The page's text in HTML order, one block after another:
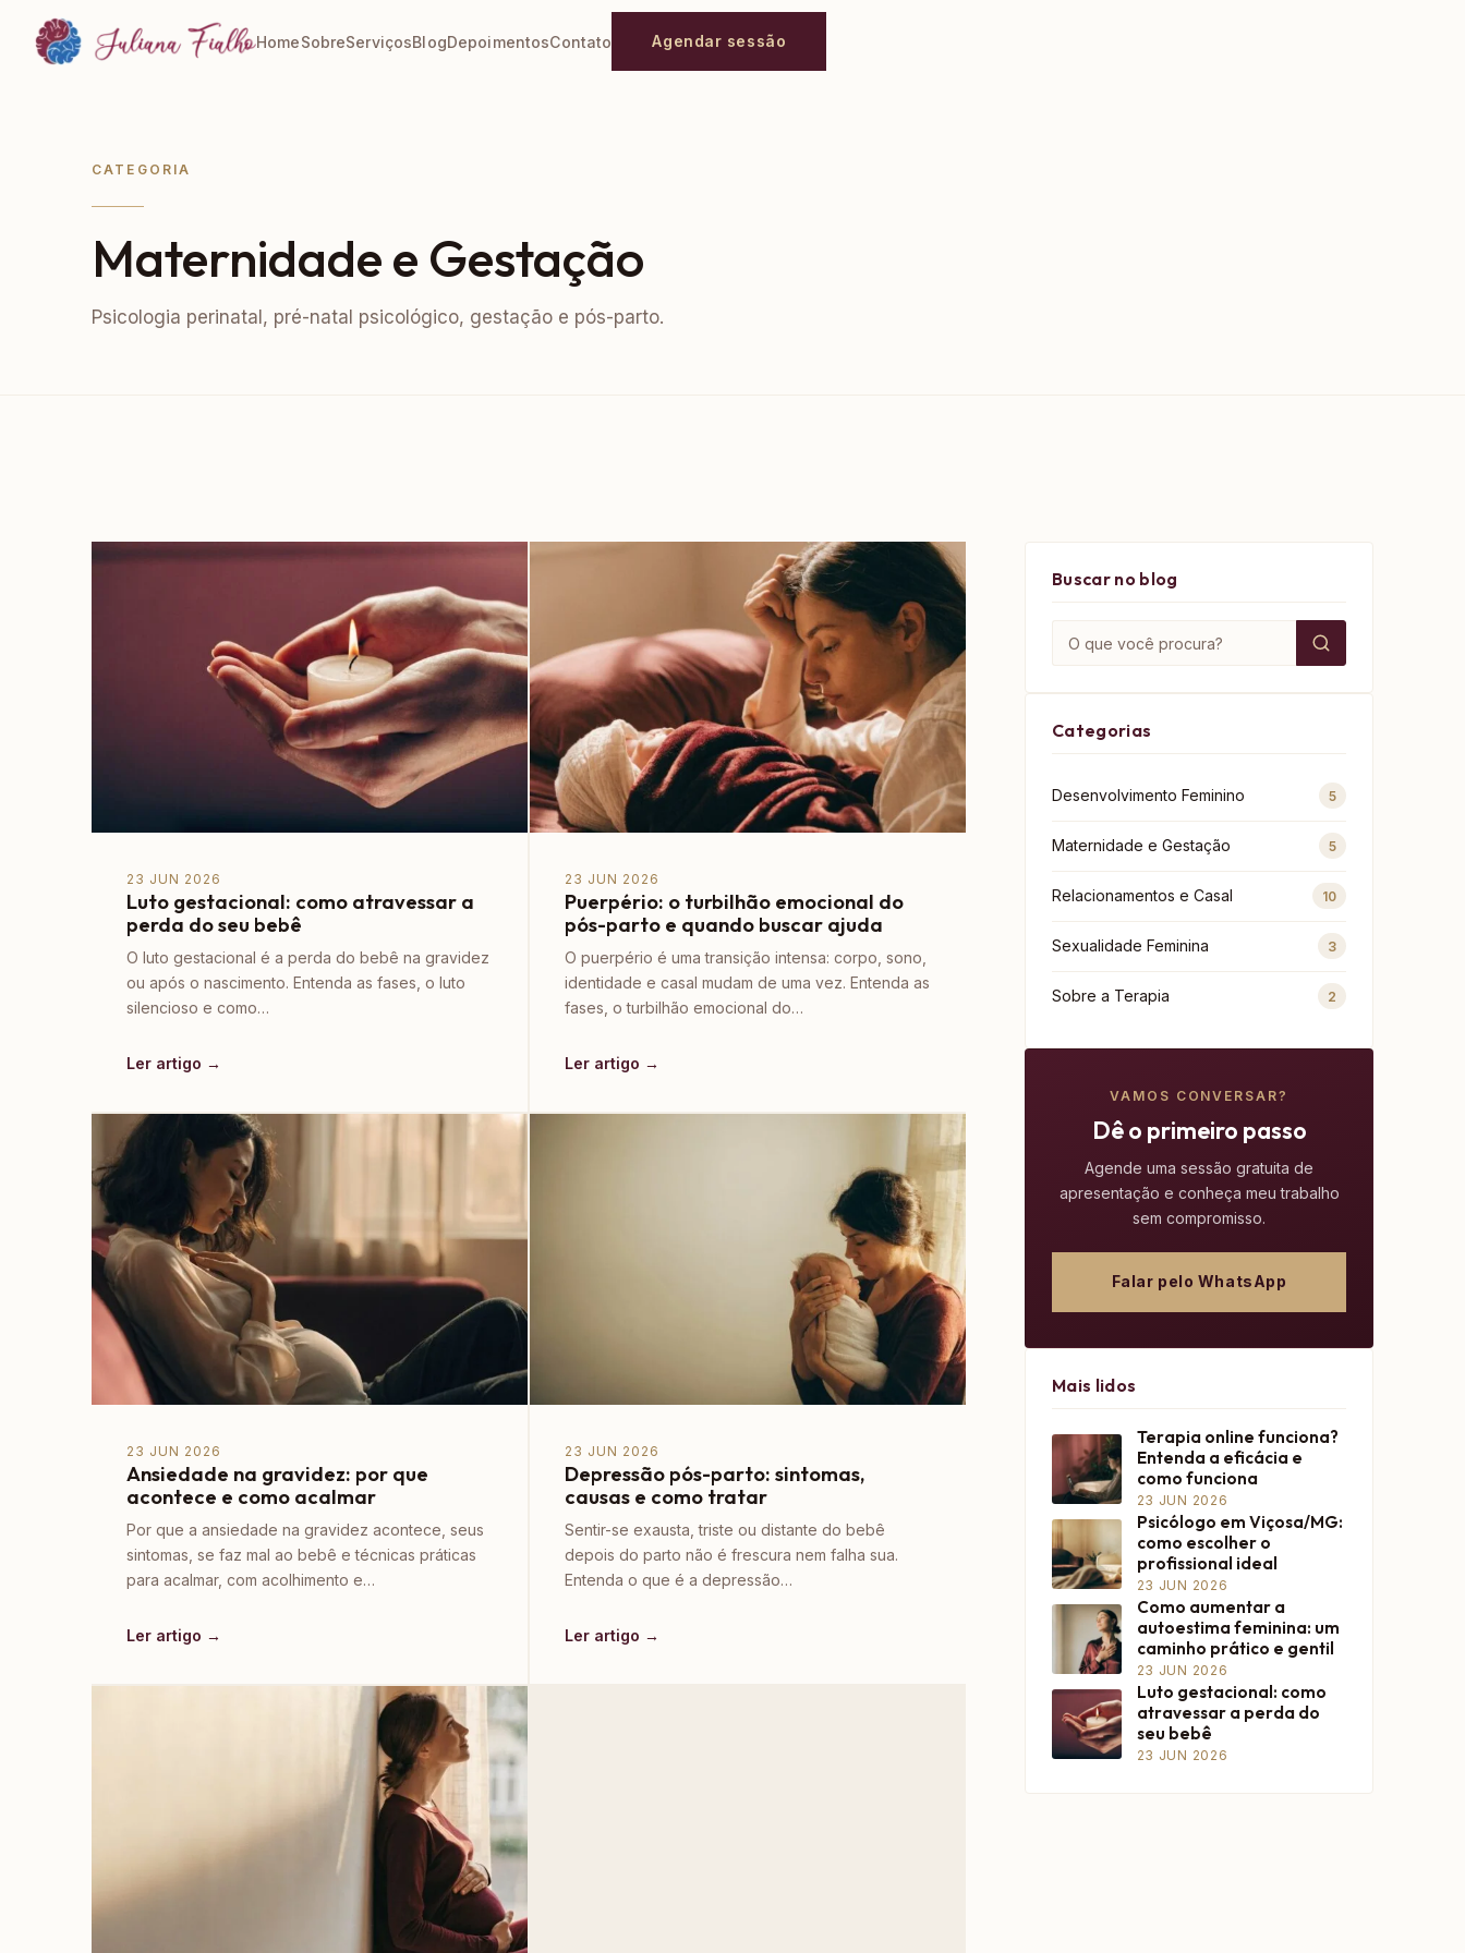
HomeSobreServiçosBlogDepoimentosContato Agendar sessão
CATEGORIA
Maternidade e Gestação
Psicologia perinatal, pré-natal psicológico, gestação e pós-parto.
23 JUN 2026
Luto gestacional: como atravessar a
perda do seu bebê
O luto gestacional é a perda do bebê na gravidez
ou após o nascimento. Entenda as fases, o luto
silencioso e como…
Ler artigo →
23 JUN 2026
Puerpério: o turbilhão emocional do
pós-parto e quando buscar ajuda
O puerpério é uma transição intensa: corpo, sono,
identidade e casal mudam de uma vez. Entenda as
fases, o turbilhão emocional do…
Ler artigo →
23 JUN 2026
Ansiedade na gravidez: por que
acontece e como acalmar
Por que a ansiedade na gravidez acontece, seus
sintomas, se faz mal ao bebê e técnicas práticas
para acalmar, com acolhimento e…
Ler artigo →
23 JUN 2026
Depressão pós-parto: sintomas,
causas e como tratar
Sentir-se exausta, triste ou distante do bebê
depois do parto não é frescura nem falha sua.
Entenda o que é a depressão…
Ler artigo →
Buscar no blog
Buscar por:
Categorias
Desenvolvimento Feminino 5
Maternidade e Gestação 5
Relacionamentos e Casal 10
Sexualidade Feminina 3
Sobre a Terapia 2
VAMOS CONVERSAR?
Dê o primeiro passo
Agende uma sessão gratuita de
apresentação e conheça meu trabalho
sem compromisso.
Falar pelo WhatsApp
Mais lidos
Terapia online funciona?
Entenda a eficácia e
como funciona
23 JUN 2026
Psicólogo em Viçosa/MG:
como escolher o
profissional ideal
23 JUN 2026
Como aumentar a
autoestima feminina: um
caminho prático e gentil
23 JUN 2026
Luto gestacional: como
atravessar a perda do
seu bebê
23 JUN 2026